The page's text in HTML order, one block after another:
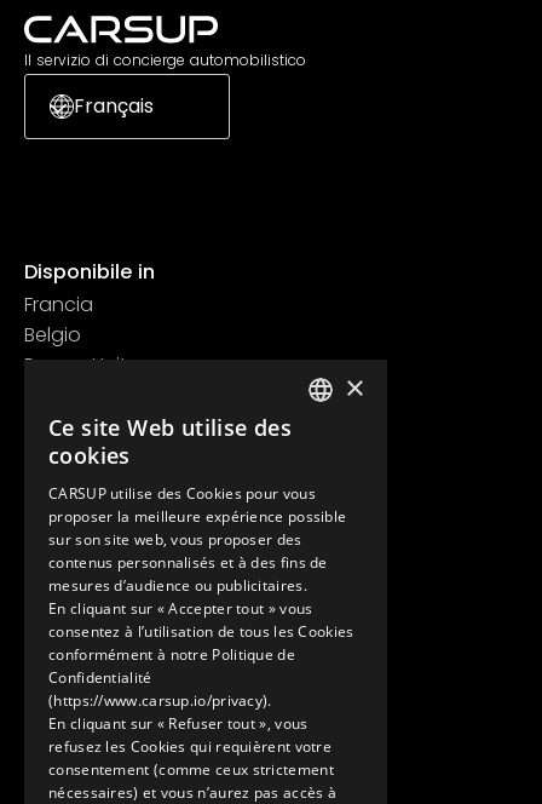
Il servizio di concierge automobilistico
Français
Disponibile in
Francia
Belgio
Regno Unito
Contatti
+33 1 89 47 00 43
contact@carsup.io
Pagina contatti
Scopri
Le nostre Conciergerie
I nostri servizi
Lo Showroom
Il mondo Carsup
Il diario di bordo
Scopri di più
×
Ce site Web utilise des
cookies
CARSUP utilise des Cookies pour vous
proposer la meilleure expérience possible
sur son site web, vous proposer des
contenus personnalisés et à des fins de
mesures d’audience ou publicitaires.
En cliquant sur « Accepter tout » vous
consentez à l’utilisation de tous les Cookies
conformément à notre Politique de
Confidentialité
(https://www.carsup.io/privacy).
En cliquant sur « Refuser tout », vous
refusez les Cookies qui requièrent votre
consentement (comme ceux strictement
nécessaires) et vous n’aurez pas accès à